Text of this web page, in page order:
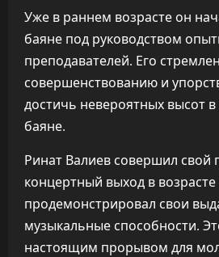
Уже в раннем возрасте он
баяне под руководством
преподавателей. Его
совершенствованию и
достичь невероятных высот в
баяне.
Ринат Валиев совершил свой
концертный выход в
продемонстрировал свои
музыкальные способности.
настоящим прорывом для